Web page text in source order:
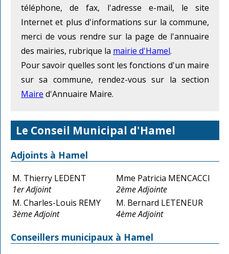
téléphone, de fax, l'adresse e-mail, le site
Internet et plus d'informations sur la commune,
merci de vous rendre sur la page de l'annuaire
des mairies, rubrique la mairie d'Hamel.
Pour savoir quelles sont les fonctions d'un maire
sur sa commune, rendez-vous sur la section
Maire d'Annuaire Maire.
Le Conseil Municipal d'Hamel
Adjoints à Hamel
M. Thierry LEDENT
1er Adjoint
Mme Patricia MENCACCI
2ème Adjointe
M. Charles-Louis REMY
3ème Adjoint
M. Bernard LETENEUR
4ème Adjoint
Conseillers municipaux à Hamel